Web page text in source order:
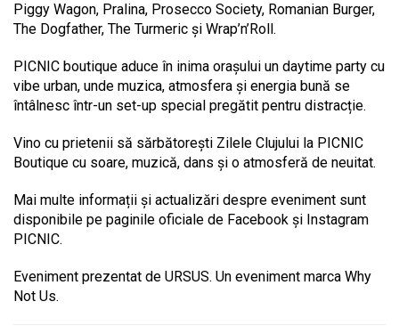
Piggy Wagon, Pralina, Prosecco Society, Romanian Burger,
The Dogfather, The Turmeric și Wrap’n’Roll.
PICNIC boutique aduce în inima orașului un daytime party cu
vibe urban, unde muzica, atmosfera și energia bună se
întâlnesc într-un set-up special pregătit pentru distracție.
Vino cu prietenii să sărbătorești Zilele Clujului la PICNIC
Boutique cu soare, muzică, dans și o atmosferă de neuitat.
Mai multe informații și actualizări despre eveniment sunt
disponibile pe paginile oficiale de Facebook și Instagram
PICNIC.
Eveniment prezentat de URSUS. Un eveniment marca Why
Not Us.